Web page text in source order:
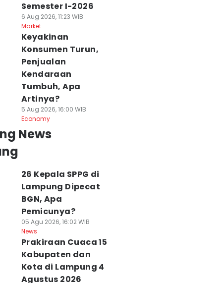
Semester I-2026
6 Aug 2026, 11:23 WIB
Market
Keyakinan
Konsumen Turun,
Penjualan
Kendaraan
Tumbuh, Apa
Artinya?
5 Aug 2026, 16:00 WIB
Economy
News
26 Kepala SPPG di
Lampung Dipecat
BGN, Apa
Pemicunya?
05 Agu 2026, 16:02 WIB
News
Prakiraan Cuaca 15
Kabupaten dan
Kota di Lampung 4
Agustus 2026